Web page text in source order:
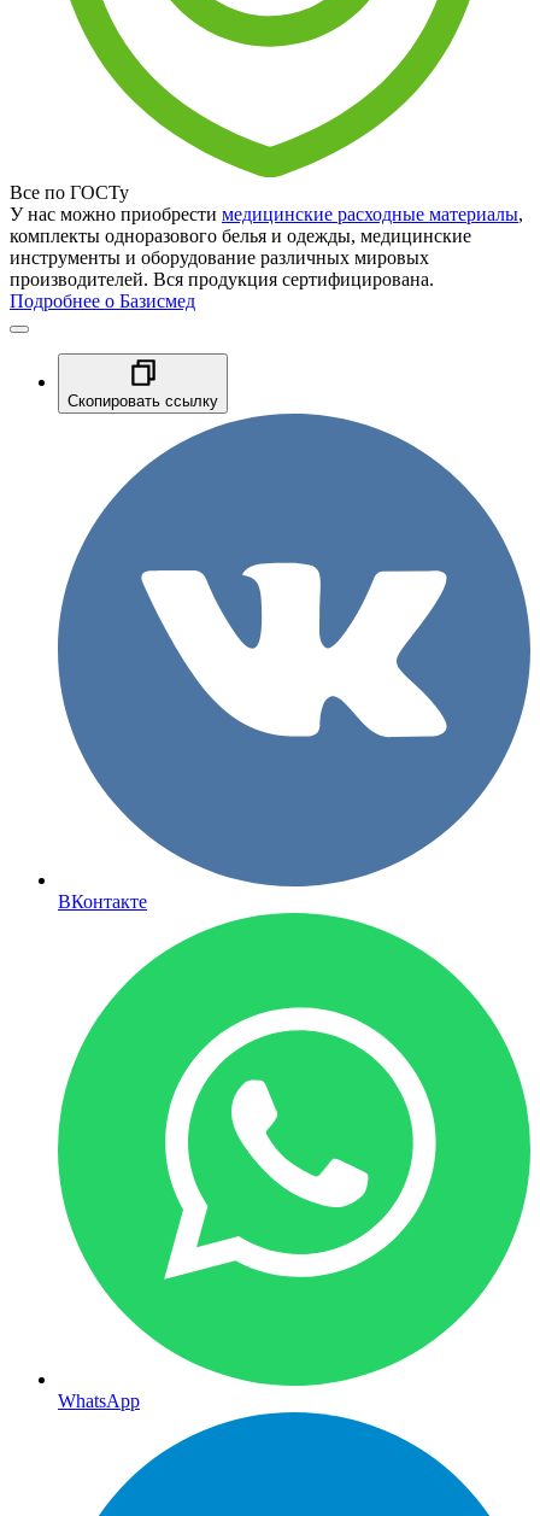
Все по ГОСТу
У нас можно приобрести медицинские расходные материалы,
комплекты одноразового белья и одежды, медицинские
инструменты и оборудование различных мировых
производителей. Вся продукция сертифицирована.
Подробнее о Базисмед
Скопировать ссылку
ВКонтакте
WhatsApp